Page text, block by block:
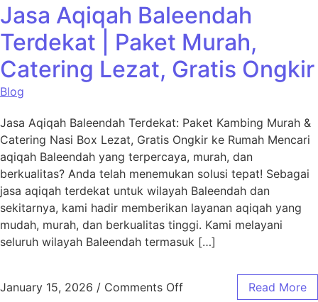
Jasa Aqiqah Baleendah
Terdekat | Paket Murah,
Catering Lezat, Gratis Ongkir
Blog
Jasa Aqiqah Baleendah Terdekat: Paket Kambing Murah &
Catering Nasi Box Lezat, Gratis Ongkir ke Rumah Mencari
aqiqah Baleendah yang terpercaya, murah, dan
berkualitas? Anda telah menemukan solusi tepat! Sebagai
jasa aqiqah terdekat untuk wilayah Baleendah dan
sekitarnya, kami hadir memberikan layanan aqiqah yang
mudah, murah, dan berkualitas tinggi. Kami melayani
seluruh wilayah Baleendah termasuk […]
January 15, 2026 / Comments Off Read More